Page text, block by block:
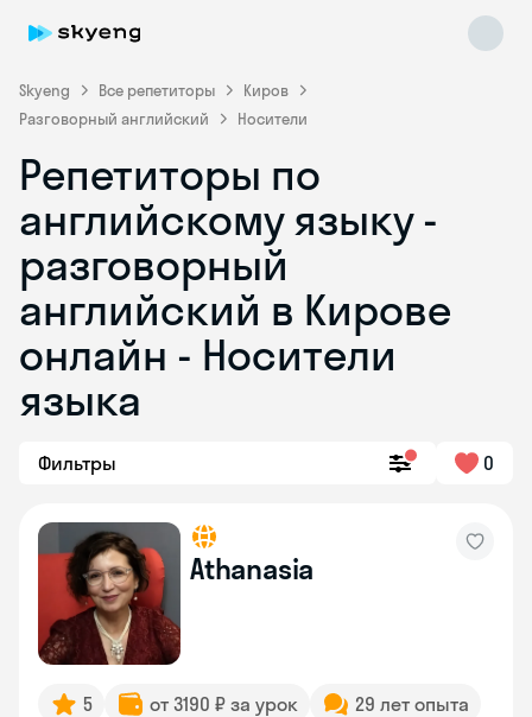
Skyeng Все репетиторы
Киров
Разговорный английский
Носители
Репетиторы по
английскому языку -
разговорный
английский в Кирове
онлайн - Носители
языка
Фильтры 0
Athanasia
5 от 3190 ₽ за урок
29 лет опыта
Skyeng Chat